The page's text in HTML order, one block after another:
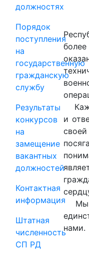
должностях
Порядок
поступления
на
государственную
гражданскую
службу
Результаты
конкурсов
на
замещение
вакантных
должностей
Контактная
информация
Штатная
численность
СП РД
и
Мы
нами.